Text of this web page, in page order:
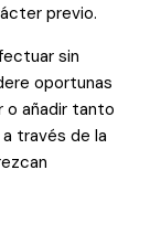
previo.
sin
oportunas
o añadir tanto
través de la